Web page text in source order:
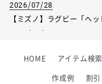
2026/07/28
【ミズノ】ラグビー「ヘ
2026/07/01
2026/06/09
【アシックス】一部商品
HOME アイテム検索
作成例 割